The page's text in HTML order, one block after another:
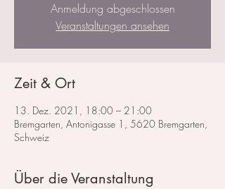
Anmeldung abgeschlossen
Veranstaltungen ansehen
Zeit & Ort
13. Dez. 2021, 18:00 – 21:00
Bremgarten, Antonigasse 1, 5620 Bremgarten,
Schweiz
Über die Veranstaltung